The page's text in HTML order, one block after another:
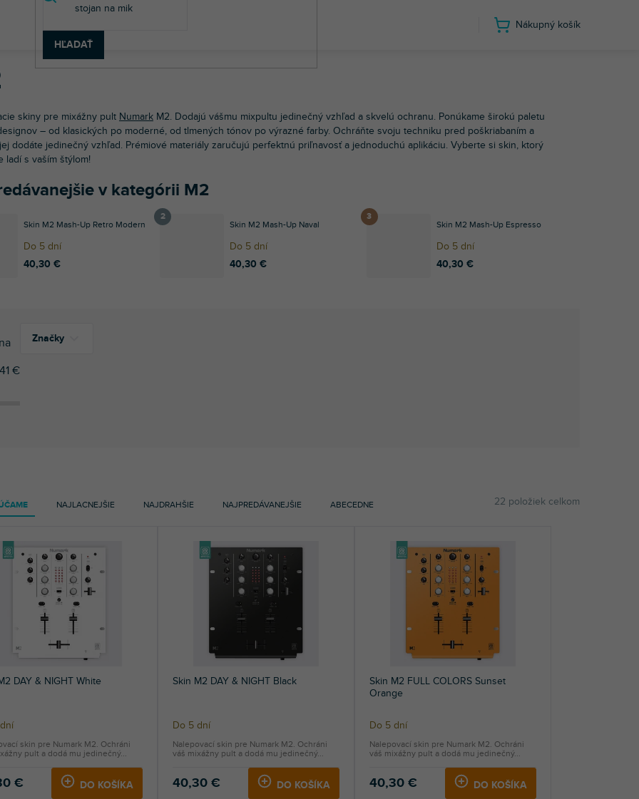
HĽADAŤ
Nákupný košík
Príslušenstvo pre DJov
skiny pre mixážny pult Numark M2. Dodajú vášmu mixpultu jedinečný vzhľad a skvelú ochranu. Ponúkame širokú paletu
– od klasických po moderné, od tlmených tónov po výrazné farby. Ochráňte svoju techniku pred poškriabaním a
dodáte jedinečný vzhľad. Prémiové materiály zaručujú perfektnú priľnavosť a jednoduchú aplikáciu. Vyberte si skin, ktorý
ladí s vaším štýlom!
v kategórii M2
Skin M2 Mash-Up Retro Modern
Do 5 dní
40,30 €
Skin M2 Mash-Up Naval
Do 5 dní
40,30 €
Skin M2 Mash-Up Espresso
Do 5 dní
40,30 €
NAJLACNEJŠIE NAJDRAHŠIE NAJPREDÁVANEJŠIE ABECEDNE 22 položiek celkom
41 €
Značky
DAY & NIGHT White
€ DO KOŠÍKA
skin pre Numark M2. Ochráni
pult a dodá mu jedinečný...
Skin M2 DAY & NIGHT Black
Do 5 dní
40,30 € DO KOŠÍKA
Nalepovací skin pre Numark M2. Ochráni
váš mixážny pult a dodá mu jedinečný...
Skin M2 FULL COLORS Sunset
Orange
Do 5 dní
40,30 € DO KOŠÍKA
Nalepovací skin pre Numark M2. Ochráni
váš mixážny pult a dodá mu jedinečný...